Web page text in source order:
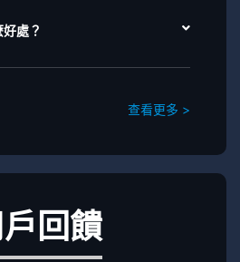
處？
查看更多 >
回饋